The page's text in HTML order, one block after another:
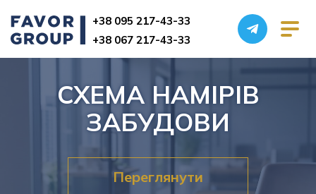
+38 095 217-43-33
+38 067 217-43-33
Виготовлення технічного паспорта БТІ
СХЕМА НАМІРІВ
ЗАБУДОВИ
Переглянути